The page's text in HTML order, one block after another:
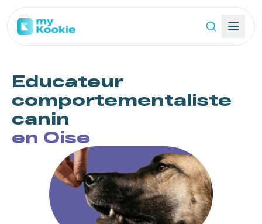
Educateur
comportementaliste
canin
en Oise